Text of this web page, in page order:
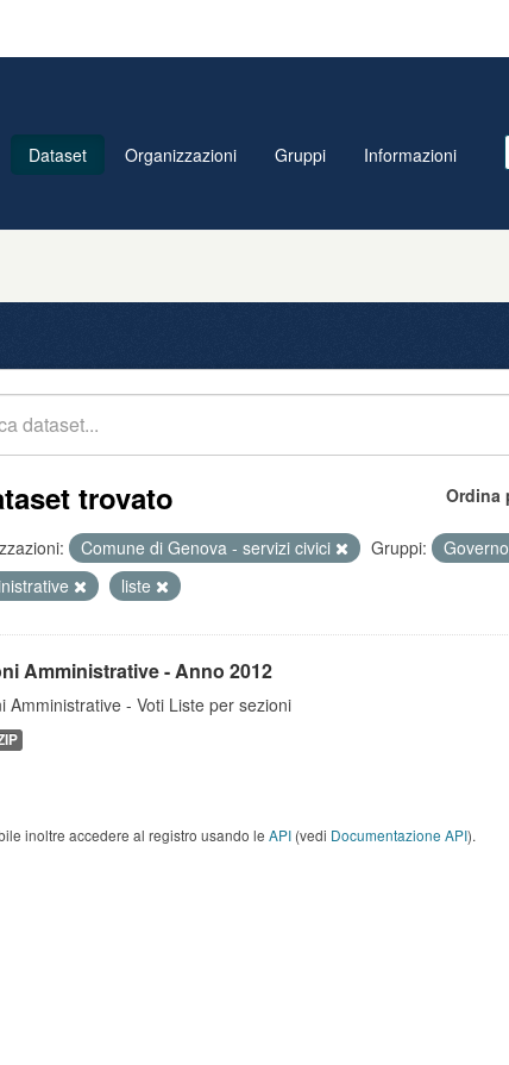
Dataset Organizzazioni Gruppi Informazioni
Ordina
trovato
Comune di Genova - servizi civici Gruppi:
liste
Amministrative - Anno 2012
Amministrative - Voti Liste per sezioni
inoltre accedere al registro usando le API (vedi Documentazione API).